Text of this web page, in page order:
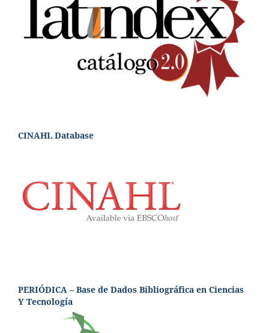
CINAHL Database
PERIÓDICA – Base de Dados Bibliográfica en Ciencias
Y Tecnología